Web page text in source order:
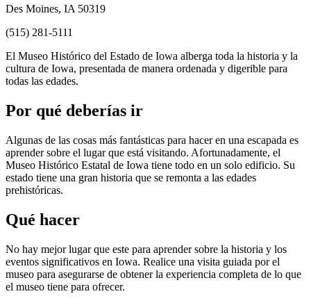
Des Moines, IA 50319
(515) 281-5111
El Museo Histórico del Estado de Iowa alberga toda la historia y la
cultura de Iowa, presentada de manera ordenada y digerible para
todas las edades.
Por qué deberías ir
Algunas de las cosas más fantásticas para hacer en una escapada es
aprender sobre el lugar que está visitando. Afortunadamente, el
Museo Histórico Estatal de Iowa tiene todo en un solo edificio. Su
estado tiene una gran historia que se remonta a las edades
prehistóricas.
Qué hacer
No hay mejor lugar que este para aprender sobre la historia y los
eventos significativos en Iowa. Realice una visita guiada por el
museo para asegurarse de obtener la experiencia completa de lo que
el museo tiene para ofrecer.